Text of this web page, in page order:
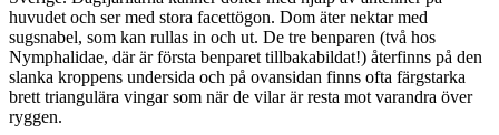
huvudet och ser med stora facettögon. Dom äter nektar med
sugsnabel, som kan rullas in och ut. De tre benparen (två hos
Nymphalidae, där är första benparet tillbakabildat!) återfinns på den
slanka kroppens undersida och på ovansidan finns ofta färgstarka
brett triangulära vingar som när de vilar är resta mot varandra över
ryggen.